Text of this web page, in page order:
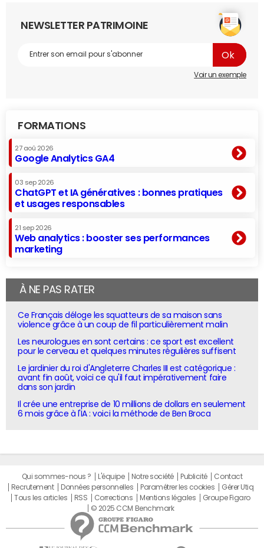
NEWSLETTER PATRIMOINE
Voir un exemple
FORMATIONS
27 aoû 2026
Google Analytics GA4
03 sep 2026
ChatGPT et IA génératives : bonnes pratiques
et usages responsables
21 sep 2026
Web analytics : booster ses performances
marketing
À NE PAS RATER
Ce Français déloge les squatteurs de sa maison sans
violence grâce à un coup de fil particulièrement malin
Les neurologues en sont certains : ce sport est excellent
pour le cerveau et quelques minutes régulières suffisent
Le jardinier du roi d'Angleterre Charles III est catégorique :
avant fin août, voici ce qu'il faut impérativement faire
dans son jardin
Il crée une entreprise de 10 millions de dollars en seulement
6 mois grâce à l'IA : voici la méthode de Ben Broca
Qui sommes-nous ? L'équipe Notre société Publicité
Contact
Recrutement
Données personnelles Paramétrer les cookies
Gérer Utiq
Tous les articles
RSS Corrections Mentions légales
Groupe Figaro
© 2025 CCM Benchmark